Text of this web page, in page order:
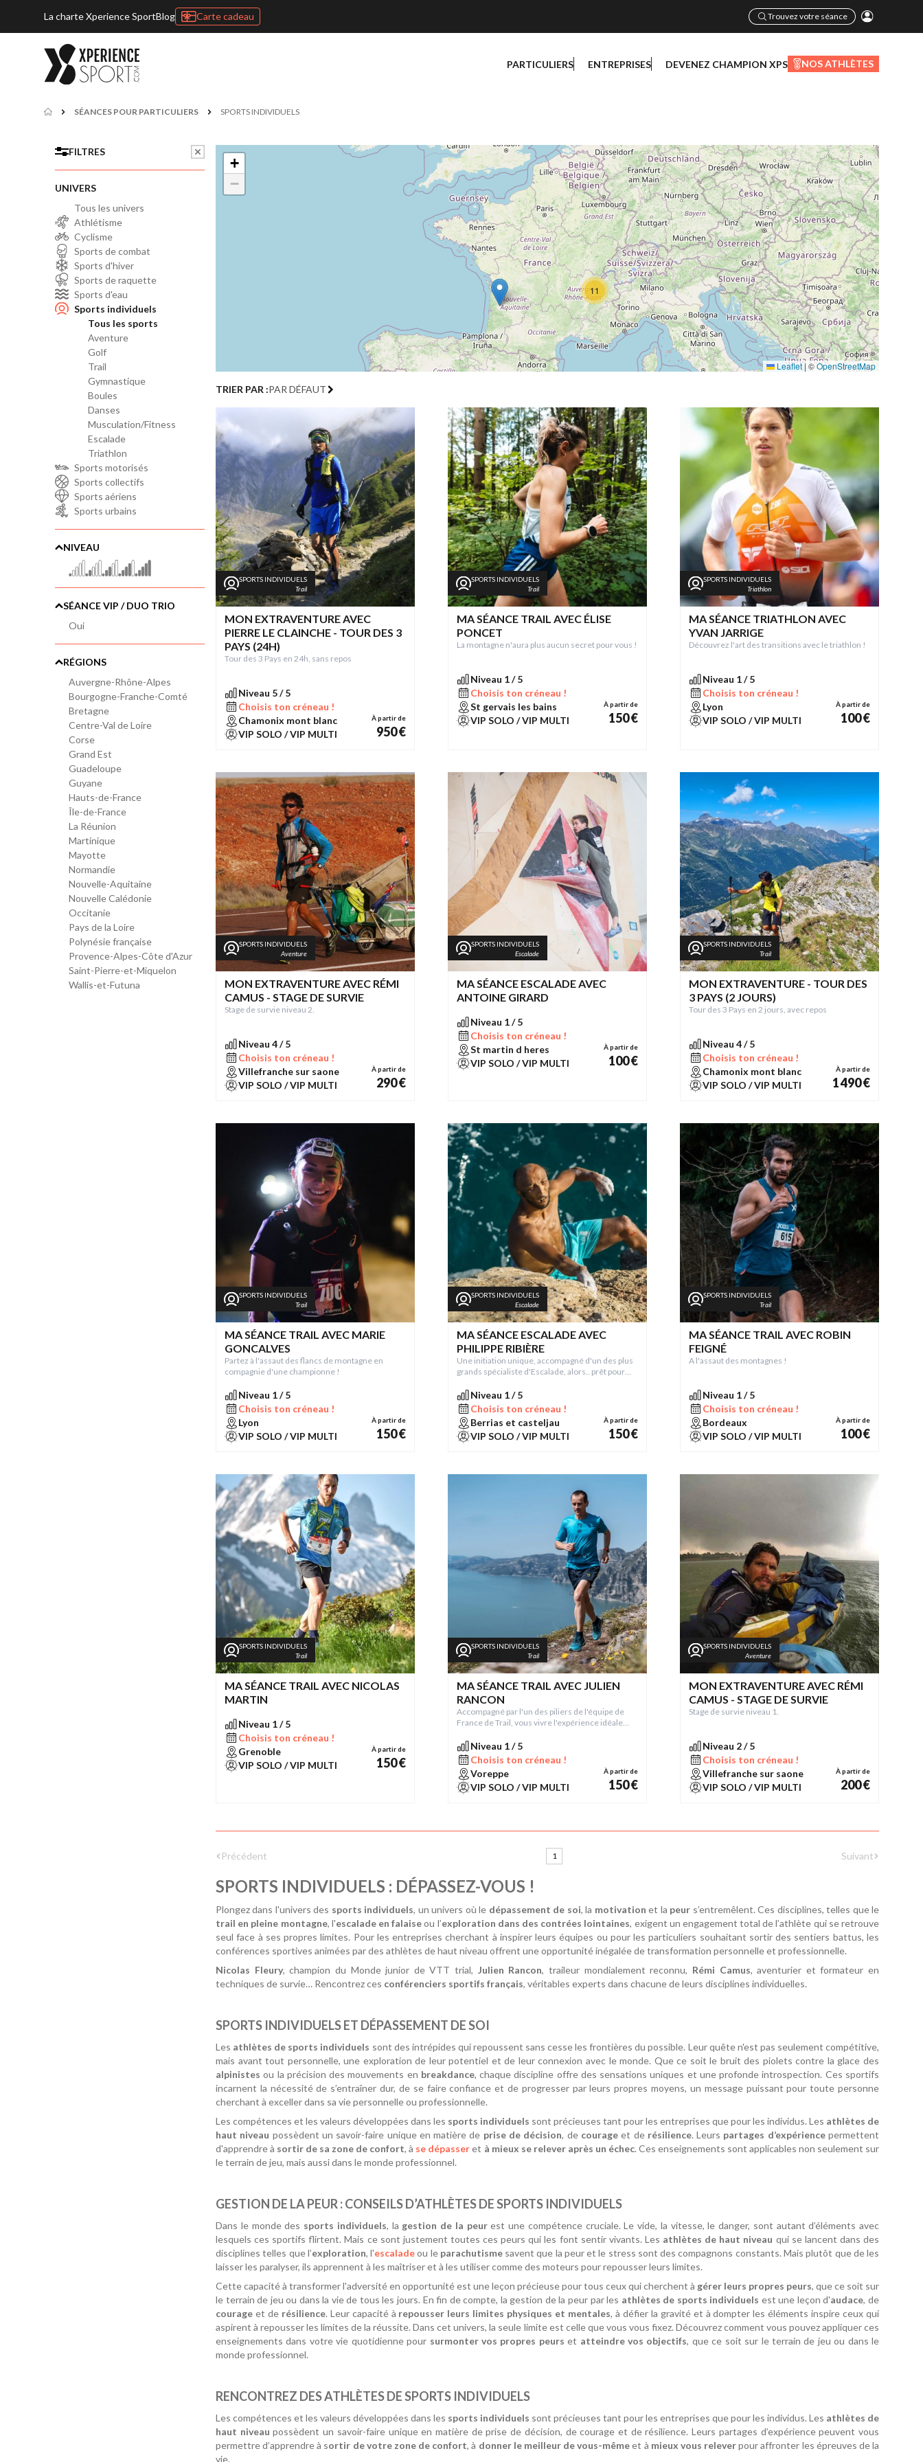
La charte Xperience SportBlog Carte cadeau Trouvez votre séance
PARTICULIERS ENTREPRISES DEVENEZ CHAMPION XPS NOS ATHLÈTES
SÉANCES POUR PARTICULIERS SPORTS INDIVIDUELS
FILTRES
UNIVERS
Tous les univers
Athlétisme
Cyclisme
Sports de combat
Sports d'hiver
Sports de raquette
Sports d'eau
Sports individuels
Tous les sports
Aventure
Golf
Trail
Gymnastique
Boules
Danses
Musculation/Fitness
Escalade
Triathlon
Sports motorisés
Sports collectifs
Sports aériens
Sports urbains
NIVEAU
SÉANCE VIP / DUO TRIO
Oui
RÉGIONS
Auvergne-Rhône-Alpes
Bourgogne-Franche-Comté
Bretagne
Centre-Val de Loire
Corse
Grand Est
Guadeloupe
Guyane
Hauts-de-France
Île-de-France
La Réunion
Martinique
Mayotte
Normandie
Nouvelle-Aquitaine
Nouvelle Calédonie
Occitanie
Pays de la Loire
Polynésie française
Provence-Alpes-Côte d'Azur
Saint-Pierre-et-Miquelon
Wallis-et-Futuna
11
+
−
Leaflet| ©OpenStreetMap
TRIER PAR :PAR DÉFAUT
SPORTS INDIVIDUELS
Trail
MON EXTRAVENTURE AVEC
PIERRE LE CLAINCHE - TOUR DES 3
PAYS (24H)
Tour des 3 Pays en 24h, sans repos
Niveau 5 / 5
Choisis ton créneau !
Chamonix mont blanc
VIP SOLO / VIP MULTI
À partir de
950 €
SPORTS INDIVIDUELS
Trail
MA SÉANCE TRAIL AVEC ÉLISE
PONCET
La montagne n'aura plus aucun secret pour vous !
Niveau 1 / 5
Choisis ton créneau !
St gervais les bains
VIP SOLO / VIP MULTI
À partir de
150 €
SPORTS INDIVIDUELS
Triathlon
MA SÉANCE TRIATHLON AVEC
YVAN JARRIGE
Découvrez l'art des transitions avec le triathlon !
Niveau 1 / 5
Choisis ton créneau !
Lyon
VIP SOLO / VIP MULTI
À partir de
100 €
SPORTS INDIVIDUELS
Aventure
MON EXTRAVENTURE AVEC RÉMI
CAMUS - STAGE DE SURVIE
Stage de survie niveau 2.
Niveau 4 / 5
Choisis ton créneau !
Villefranche sur saone
VIP SOLO / VIP MULTI
À partir de
290 €
SPORTS INDIVIDUELS
Escalade
MA SÉANCE ESCALADE AVEC
ANTOINE GIRARD
Niveau 1 / 5
Choisis ton créneau !
St martin d heres
VIP SOLO / VIP MULTI
À partir de
100 €
SPORTS INDIVIDUELS
Trail
MON EXTRAVENTURE - TOUR DES
3 PAYS (2 JOURS)
Tour des 3 Pays en 2 jours, avec repos
Niveau 4 / 5
Choisis ton créneau !
Chamonix mont blanc
VIP SOLO / VIP MULTI
À partir de
1 490 €
SPORTS INDIVIDUELS
Trail
MA SÉANCE TRAIL AVEC MARIE
GONCALVES
Partez à l'assaut des flancs de montagne en
compagnie d'une championne !
Niveau 1 / 5
Choisis ton créneau !
Lyon
VIP SOLO / VIP MULTI
À partir de
150 €
SPORTS INDIVIDUELS
Escalade
MA SÉANCE ESCALADE AVEC
PHILIPPE RIBIÈRE
Une initiation unique, accompagné d'un des plus
grands spécialiste d'Escalade, alors.. prêt pour
Niveau 1 / 5
Choisis ton créneau !
Berrias et casteljau
VIP SOLO / VIP MULTI
À partir de
150 €
SPORTS INDIVIDUELS
Trail
MA SÉANCE TRAIL AVEC ROBIN
FEIGNÉ
A l'assaut des montagnes !
Niveau 1 / 5
Choisis ton créneau !
Bordeaux
VIP SOLO / VIP MULTI
À partir de
100 €
SPORTS INDIVIDUELS
Trail
MA SÉANCE TRAIL AVEC NICOLAS
MARTIN
Niveau 1 / 5
Choisis ton créneau !
Grenoble
VIP SOLO / VIP MULTI
À partir de
150 €
SPORTS INDIVIDUELS
Trail
MA SÉANCE TRAIL AVEC JULIEN
RANCON
Accompagné par l'un des piliers de l'équipe de
France de Trail, vous vivre l'expérience idéale
Niveau 1 / 5
Choisis ton créneau !
Voreppe
VIP SOLO / VIP MULTI
À partir de
150 €
SPORTS INDIVIDUELS
Aventure
MON EXTRAVENTURE AVEC RÉMI
CAMUS - STAGE DE SURVIE
Stage de survie niveau 1.
Niveau 2 / 5
Choisis ton créneau !
Villefranche sur saone
VIP SOLO / VIP MULTI
À partir de
200 €
Précédent 1 Suivant
SPORTS INDIVIDUELS : DÉPASSEZ-VOUS !
Plongez dans l'univers des sports individuels, un univers où le dépassement de soi, la motivationet la peur s’entremêlent. Ces disciplines, telles que le
trail en pleine montagne, l'escalade en falaiseou l’exploration dans des contrées lointaines, exigent un engagement total de l’athlète qui se retrouve
seul face à ses propres limites. Pour les entreprises cherchant à inspirer leurs équipes ou pour les particuliers souhaitant sortir des sentiers battus, les
conférences sportives animées par des athlètes de haut niveau offrent une opportunité inégalée de transformation personnelle et professionnelle.
Nicolas Fleury, champion du Monde junior de VTT trial, Julien Rancon, traileur mondialement reconnu, Rémi Camus, aventurier et formateur en
techniques de survie… Rencontrez ces conférenciers sportifs français, véritables experts dans chacune de leurs disciplines individuelles.
SPORTS INDIVIDUELS ET DÉPASSEMENT DE SOI
Les athlètes de sports individuels sont des intrépides qui repoussent sans cesse les frontières du possible. Leur quête n'est pas seulement compétitive,
mais avant tout personnelle, une exploration de leur potentiel et de leur connexion avec le monde. Que ce soit le bruit des piolets contre la glace des
alpinistesou la précision des mouvements en breakdance, chaque discipline offre des sensations uniques et une profonde introspection. Ces sportifs
incarnent la nécessité de s’entraîner dur, de se faire confiance et de progresser par leurs propres moyens, un message puissant pour toute personne
cherchant à exceller dans sa vie personnelle ou professionnelle.
Les compétences et les valeurs développées dans les sports individuels sont précieuses tant pour les entreprises que pour les individus. Les athlètes de
haut niveau possèdent un savoir-faire unique en matière de prise de décision, decourageet de résilience. Leurs partages d’expériencepermettent
d'apprendre à sortir de sa zone de confort, à se dépasser et à mieux se relever après un échec. Ces enseignements sont applicables non seulement sur
le terrain de jeu, mais aussi dans le monde professionnel.
GESTION DE LA PEUR : CONSEILS D’ATHLÈTES DE SPORTS INDIVIDUELS
Dans le monde des sports individuels, la gestion de la peurest une compétence cruciale. Le vide, la vitesse, le danger, sont autant d’éléments avec
lesquels ces sportifs flirtent. Mais ce sont justement toutes ces peurs qui les font sentir vivants. Les athlètes de haut niveau qui se lancent dans des
disciplines telles que l’exploration, l'escaladeou le parachutisme savent que la peur et le stress sont des compagnons constants. Mais plutôt que de les
laisser les paralyser, ils apprennent à les maîtriser et à les utiliser comme des moteurs pour repousser leurs limites.
Cette capacité à transformer l'adversité en opportunité est une leçon précieuse pour tous ceux qui cherchent à gérer leurs propres peurs, que ce soit sur
le terrain de jeu ou dans la vie de tous les jours. En fin de compte, la gestion de la peur par les athlètes de sports individuels est une leçon d'audace, de
courage et de résilience. Leur capacité à repousser leurs limites physiques et mentales, à défier la gravité et à dompter les éléments inspire ceux qui
aspirent à repousser les limites de la réussite. Dans cet univers, la seule limite est celle que vous vous fixez. Découvrez comment vous pouvez appliquer ces
enseignements dans votre vie quotidienne pour surmonter vos propres peurs et atteindre vos objectifs, que ce soit sur le terrain de jeu ou dans le
monde professionnel.
RENCONTREZ DES ATHLÈTES DE SPORTS INDIVIDUELS
Les compétences et les valeurs développées dans les sports individuels sont précieuses tant pour les entreprises que pour les individus. Les athlètes de
haut niveau possèdent un savoir-faire unique en matière de prise de décision, de courage et de résilience. Leurs partages d’expérience peuvent vous
permettre d’apprendre à sortir de votre zone de confort, à donner le meilleur de vous-mêmeet à mieux vous releverpour affronter les épreuves de la
vie.